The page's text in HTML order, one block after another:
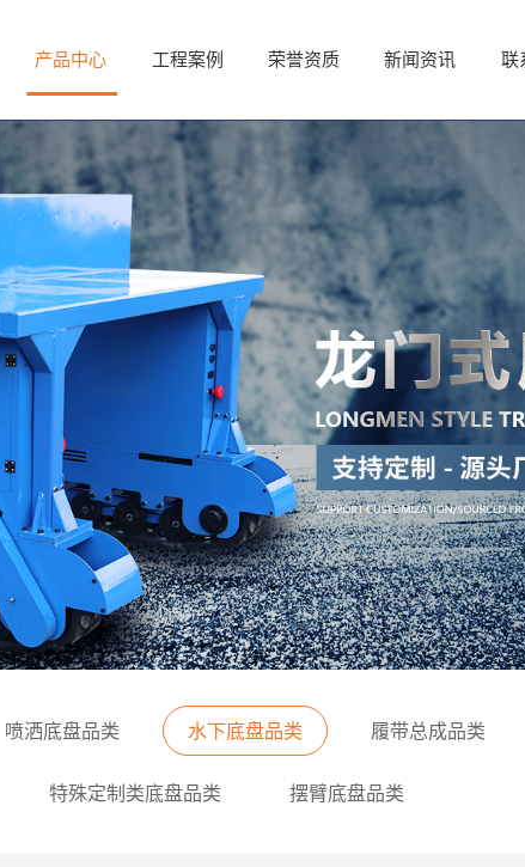
产品中心 工程案例 荣誉资质 新闻资讯 联
喷洒底盘品类 水下底盘品类 履带总成品类
特殊定制类底盘品类 摆臂底盘品类
产品中心 工程案例 荣誉资质 新闻资讯 联